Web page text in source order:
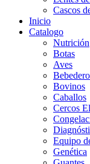
Cascos
Inicio
Catalogo
Nutrición
Botas
Aves
Bovinos
Caballos
Cercos
Equipo
Genética